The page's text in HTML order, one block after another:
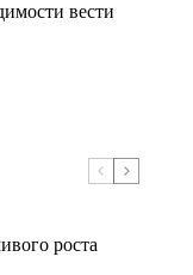
вести
роста